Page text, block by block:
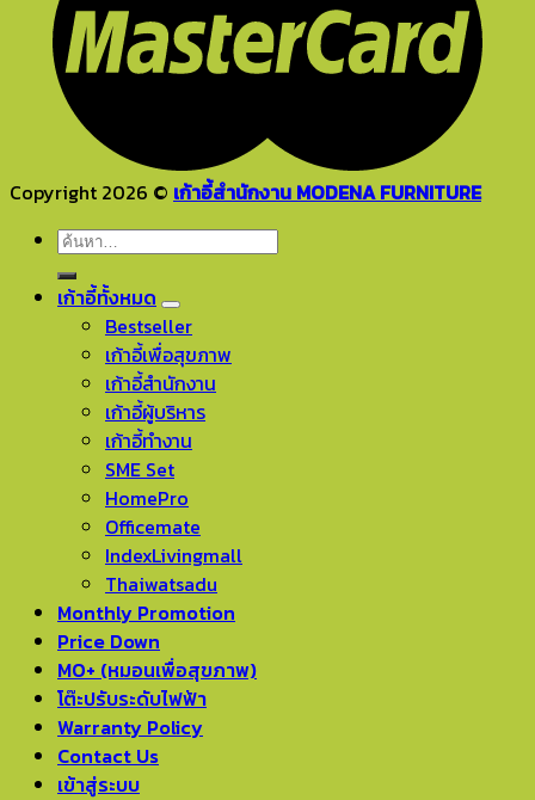
Copyright 2026 © เก้าอี้สำนักงาน MODENA FURNITURE
ค้นหา:
เก้าอี้ทั้งหมด
Bestseller
เก้าอี้เพื่อสุขภาพ
เก้าอี้สำนักงาน
เก้าอี้ผู้บริหาร
เก้าอี้ทำงาน
SME Set
HomePro
Officemate
IndexLivingmall
Thaiwatsadu
Monthly Promotion
Price Down
MO+ (หมอนเพื่อสุขภาพ)
โต๊ะปรับระดับไฟฟ้า
Warranty Policy
Contact Us
เข้าสู่ระบบ